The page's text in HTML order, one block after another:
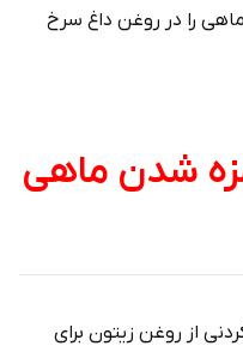
را در روغن داغ سرخ
شدن ماهی
از روغن زیتون برای